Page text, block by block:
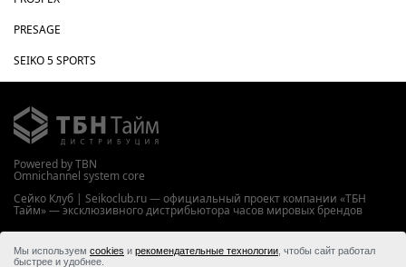
PRESAGE
SEIKO 5 SPORTS
Powered by TBN
Omnichannel system core
Сейко Клуб | Seikoclub.ru — официальный проект компании «ТБН
Тайм» — эксклюзивного дистрибьютора часов мировых брендов
© 2026 ООО “ТБН Тайм”
Мы используем cookies и рекомендательные технологии , чтобы сайт работал
быстрее и удобнее.